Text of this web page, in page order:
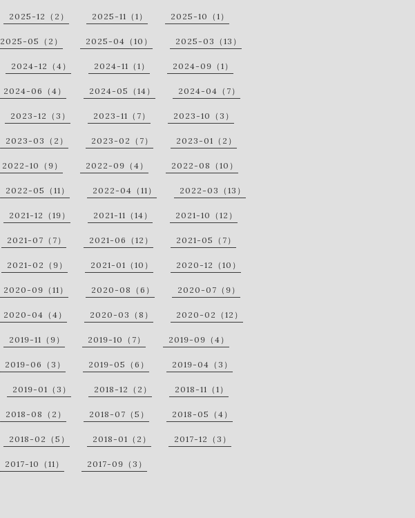
2025-12（2） 2025-11（1） 2025-10（1）
2025-05（2） 2025-04（10） 2025-03（13）
2024-12（4） 2024-11（1） 2024-09（1）
2024-06（4） 2024-05（14） 2024-04（7）
2023-12（3） 2023-11（7） 2023-10（3）
2023-03（2） 2023-02（7） 2023-01（2）
2022-10（9） 2022-09（4） 2022-08（10）
2022-05（11） 2022-04（11） 2022-03（13）
2021-12（19） 2021-11（14） 2021-10（12）
2021-07（7） 2021-06（12） 2021-05（7）
2021-02（9） 2021-01（10） 2020-12（10）
2020-09（11） 2020-08（6） 2020-07（9）
2020-04（4） 2020-03（8） 2020-02（12）
2019-11（9） 2019-10（7） 2019-09（4）
2019-06（3） 2019-05（6） 2019-04（3）
2019-01（3） 2018-12（2） 2018-11（1）
2018-08（2） 2018-07（5） 2018-05（4）
2018-02（5） 2018-01（2） 2017-12（3）
2017-10（11） 2017-09（3）